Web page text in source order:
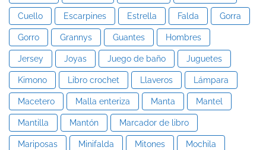
Cuello Escarpines Estrella Falda Gorra
Gorro Grannys Guantes Hombres
Jersey Joyas Juego de baño Juguetes
Kimono Libro crochet Llaveros Lámpara
Macetero Malla enteriza Manta Mantel
Mantilla Mantón Marcador de libro
Mariposas Minifalda Mitones Mochila